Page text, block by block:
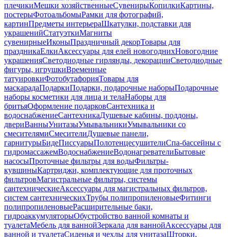
плечикиМешки хозяйственныеСувенирыКопилкиКартины,
постерыФотоальбомыРамки для фотографий,
картинПредметы интерьераШкатулки, подставки для
украшенийСтатуэткиМагниты
сувенирныеИконыПраздничный декорТовары для
праздникаЕлкиАксессуары для елей новогоднихНовогодние
украшенияСветодиодные гирлянды, декорацииСветодиодные
фигуры, игрушкиВременные
татуировкиФотобутафорияТовары для
маскарадаПодаркиПодарки, подарочные наборыПодарочные
наборы косметики для лица и телаНаборы для
бритьяОформление подарковСантехника и
водоснабжениеСантехникаДушевые кабины, поддоны,
двериВанныУнитазыУмывальникиУмывальники со
смесителямиСмесителиДушевые панели,
гарнитурыБидеПиссуарыПолотенцесушителиСпа-бассейны с
гидромассажемВодоснабжениеВодонагревателиБытовые
насосыПроточные фильтры для водыФильтры-
кувшиныКартриджи, комплектующие для проточных
фильтровМагистральные фильтры, системы
сантехническиеАксессуары для магистральных фильтров,
систем сантехническихТрубы полипропиленовыеФитинги
полипропиленовыеРасширительные баки,
гидроаккумуляторыОбустройство ванной комнаты и
туалетаМебель для ваннойЗеркала для ваннойАксессуары для
ванной и туалетаСиденья и чехлы для унитазаШторки,